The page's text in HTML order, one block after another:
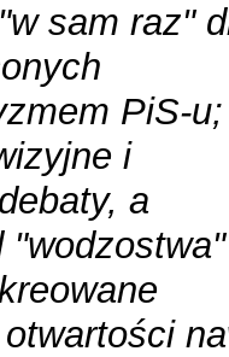
sam raz"
PiS-u;
i
a